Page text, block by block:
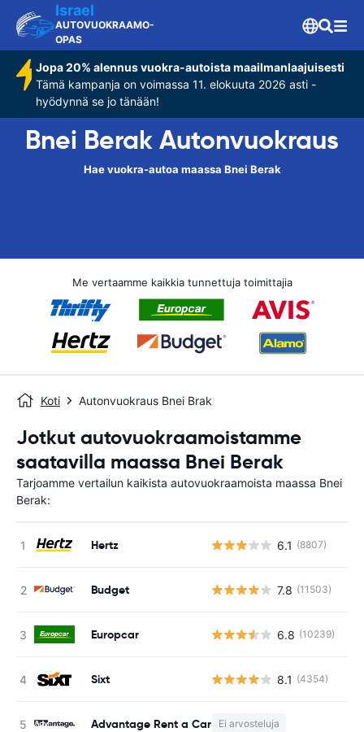
Israel
AUTOVUOKRAAMO-
OPAS
Jopa 20% alennus vuokra-autoista maailmanlaajuisesti
Tämä kampanja on voimassa 11. elokuuta 2026 asti -
hyödynnä se jo tänään!
Bnei Berak Autonvuokraus
Hae vuokra-autoa maassa Bnei Berak
Me vertaamme kaikkia tunnettuja toimittajia
Koti Autonvuokraus Bnei Brak
Jotkut autovuokraamoistamme
saatavilla maassa Bnei Berak
Tarjoamme vertailun kaikista autovuokraamoista maassa Bnei
Berak:
Hertz 6.1 (8807)
Budget 7.8 (11503)
Europcar 6.8 (10239)
Sixt 8.1 (4354)
Advantage Rent a Car Ei arvosteluja